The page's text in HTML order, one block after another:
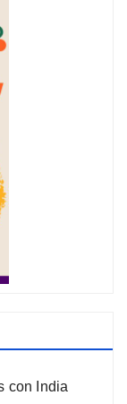
con India